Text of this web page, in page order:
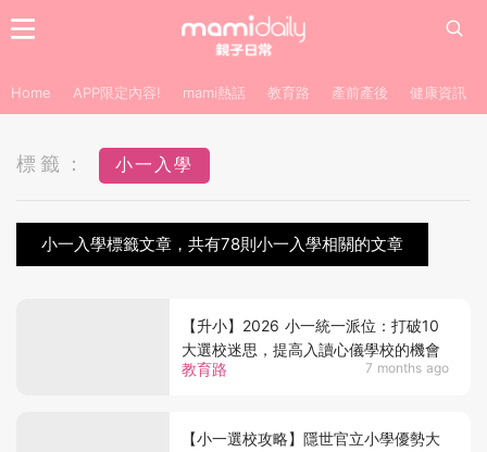
Home APP限定內容! mami熱話 教育路 產前產後 健康資訊
標籤： 小一入學
小一入學標籤文章，共有78則小一入學相關的文章
教育路 7 months ago
【升小】2026 小一統一派位：打破10
大選校迷思，提高入讀心儀學校的機會
【小一選校攻略】隱世官立小學優勢大